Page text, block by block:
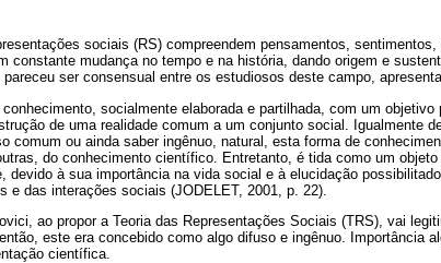
sociais (RS) compreendem pensamentos,
constante mudança no tempo e na história, dando origem e
ser consensual entre os estudiosos deste campo,
socialmente elaborada e partilhada, com um objetivo
de uma realidade comum a um conjunto social. Igualmente
comum ou ainda saber ingênuo, natural, esta forma de
do conhecimento científico. Entretanto, é tida como um
devido à sua importância na vida social e à elucidação
e das interações sociais (JODELET, 2001, p. 22).
ao propor a Teoria das Representações Sociais (TRS), vai
este era concebido como algo difuso e ingênuo. Importância
científica.